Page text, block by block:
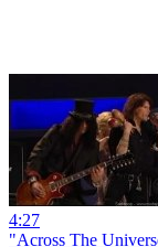
4:27
"Across The